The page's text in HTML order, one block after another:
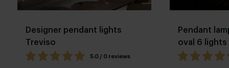
Designer pendant lights
Treviso
5.0 / 0 reviews
Pendant
oval 6 lights